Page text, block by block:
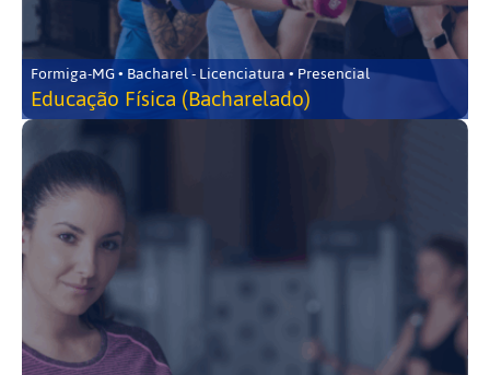
Formiga-MG • Bacharel - Licenciatura • Presencial
Educação Física (Bacharelado)